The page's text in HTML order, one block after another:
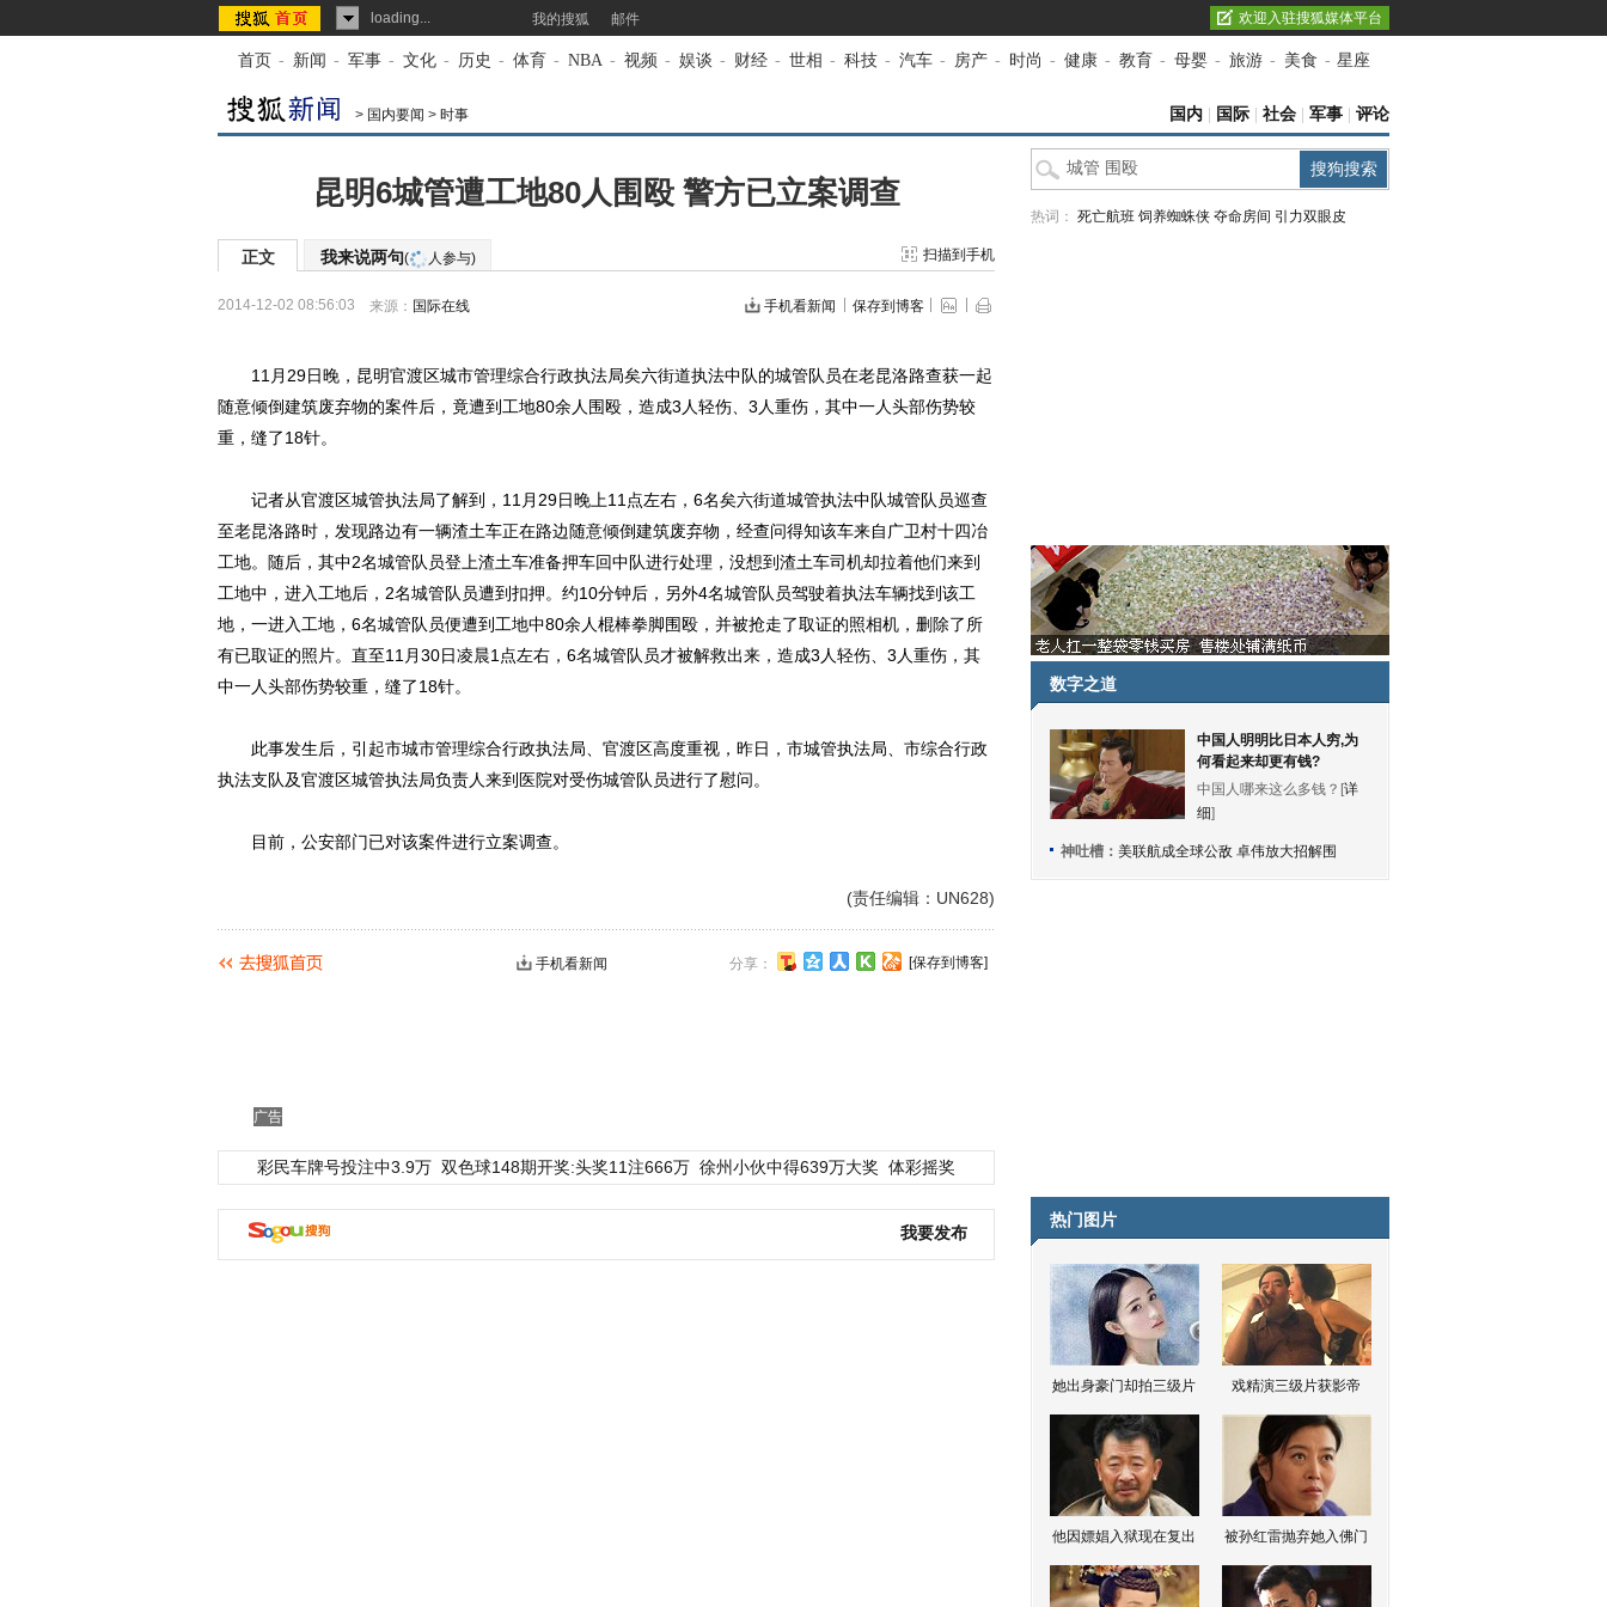
loading... 我的搜狐 邮件 欢迎入驻搜狐媒体平台
首页 - 新闻 - 军事 - 文化 - 历史 - 体育 - NBA - 视频 - 娱谈 - 财经 - 世相 - 科技 - 汽车 - 房产 - 时尚 - 健康 - 教育 - 母婴 - 旅游 - 美食 - 星座
> 国内要闻 > 时事 国内 国际 社会 军事 评论
昆明6城管遭工地80人围殴 警方已立案调查
正文 我来说两句( 人参与) 扫描到手机
2014-12-02 08:56:03 来源： 国际在线 手机看新闻 保存到博客
11月29日晚，昆明官渡区城市管理综合行政执法局矣六街道执法中队的城管队员在老昆洛路查获一起
随意倾倒建筑废弃物的案件后，竟遭到工地80余人围殴，造成3人轻伤、3人重伤，其中一人头部伤势较
重，缝了18针。
记者从官渡区城管执法局了解到，11月29日晚上11点左右，6名矣六街道城管执法中队城管队员巡查
至老昆洛路时，发现路边有一辆渣土车正在路边随意倾倒建筑废弃物，经查问得知该车来自广卫村十四冶
工地。随后，其中2名城管队员登上渣土车准备押车回中队进行处理，没想到渣土车司机却拉着他们来到
工地中，进入工地后，2名城管队员遭到扣押。约10分钟后，另外4名城管队员驾驶着执法车辆找到该工
地，一进入工地，6名城管队员便遭到工地中80余人棍棒拳脚围殴，并被抢走了取证的照相机，删除了所
有已取证的照片。直至11月30日凌晨1点左右，6名城管队员才被解救出来，造成3人轻伤、3人重伤，其
中一人头部伤势较重，缝了18针。
此事发生后，引起市城市管理综合行政执法局、官渡区高度重视，昨日，市城管执法局、市综合行政
执法支队及官渡区城管执法局负责人来到医院对受伤城管队员进行了慰问。
目前，公安部门已对该案件进行立案调查。
(责任编辑：UN628)
分享： [保存到博客]
手机看新闻
广告
彩民车牌号投注中3.9万 双色球148期开奖:头奖11注666万 徐州小伙中得639万大奖 体彩摇奖
我要发布
热词： 死亡航班 饲养蜘蛛侠 夺命房间 引力双眼皮
数字之道
中国人明明比日本人穷,为
何看起来却更有钱?
中国人哪来这么多钱？[详
细]
神吐槽： 美联航成全球公敌 卓伟放大招解围
热门图片
她出身豪门却拍三级片 戏精演三级片获影帝
他因嫖娼入狱现在复出 被孙红雷抛弃她入佛门